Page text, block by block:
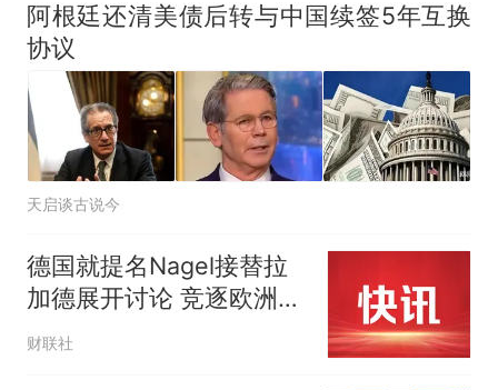
阿根廷还清美债后转与中国续签5年互换
协议
天启谈古说今
德国就提名Nagel接替拉
加德展开讨论 竞逐欧洲央
行行长取得进展
财联社